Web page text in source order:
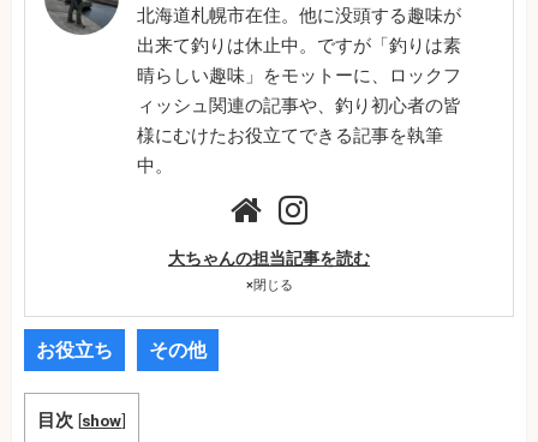
北海道札幌市在住。他に没頭する趣味が
出来て釣りは休止中。ですが「釣りは素
晴らしい趣味」をモットーに、ロックフ
ィッシュ関連の記事や、釣り初心者の皆
様にむけたお役立てできる記事を執筆
中。
大ちゃんの担当記事を読む
×閉じる
お役立ち その他
目次 [show]